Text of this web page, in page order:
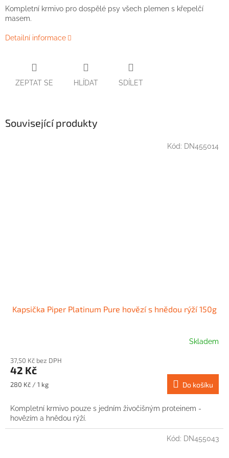
Kompletní krmivo pro dospělé psy všech plemen s křepelčí
masem.
Detailní informace
ZEPTAT SE HLÍDAT SDÍLET
Související produkty
Kapsička Piper Platinum Pure hovězí s hnědou rýží 150g
Skladem
37,50 Kč bez DPH
42 Kč
Měrná
280 Kč / 1 kg Do košíku
Kompletní krmivo pouze s jedním živočišným proteinem -
hovězím a hnědou rýží.
Kód: DN455014
Kód: DN455043